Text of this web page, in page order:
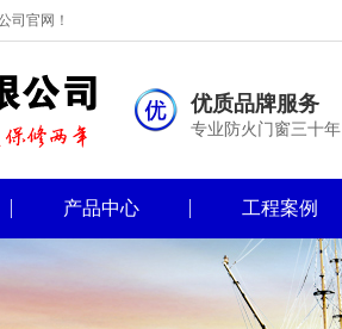
司官网！
优质品牌服务
专业防火门窗三十年
产品中心 工程案例